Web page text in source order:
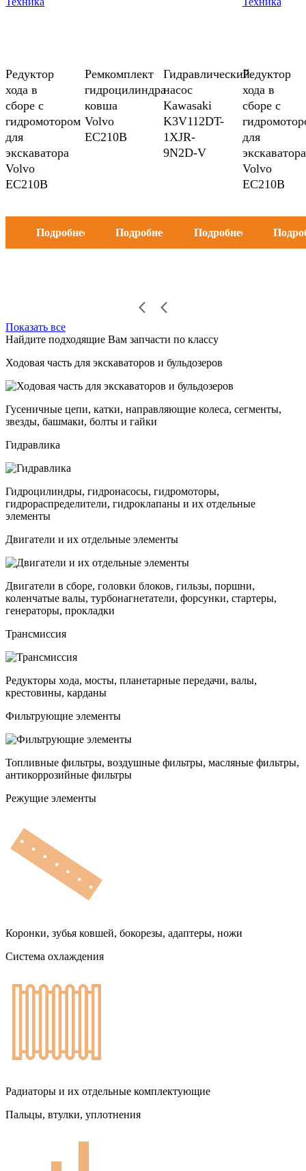
Редуктор
хода в
сборе с
гидромотором
для
экскаватора
Volvo
EC210B
Подробнее
Ремкомплект
гидроцилиндра
ковша
Volvo
EC210B
Подробнее
Гидравлический
насос
Kawasaki
K3V112DT-
1XJR-
9N2D-V
Подробнее
Редуктор
хода в
сборе с
для
экскаватора
Volvo
EC210B
Показать все
Найдите подходящие Вам запчасти по классу
Ходовая часть для экскаваторов и бульдозеров
Гусеничные цепи, катки, направляющие колеса, сегменты,
звезды, башмаки, болты и гайки
Гидравлика
Гидроцилиндры, гидронасосы, гидромоторы,
гидрораспределители, гидроклапаны и их отдельные
элементы
Двигатели и их отдельные элементы
Двигатели в сборе, головки блоков, гильзы, поршни,
коленчатые валы, турбонагнетатели, форсунки, стартеры,
генераторы, прокладки
Трансмиссия
Редукторы хода, мосты, планетарные передачи, валы,
крестовины, карданы
Фильтрующие элементы
Топливные фильтры, воздушные фильтры, масляные фильтры,
антикоррозийные фильтры
Режущие элементы
Коронки, зубья ковшей, бокорезы, адаптеры, ножи
Система охлаждения
Радиаторы и их отдельные комплектующие
Пальцы, втулки, уплотнения